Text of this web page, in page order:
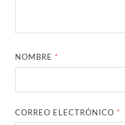
NOMBRE *
CORREO ELECTRÓNICO *